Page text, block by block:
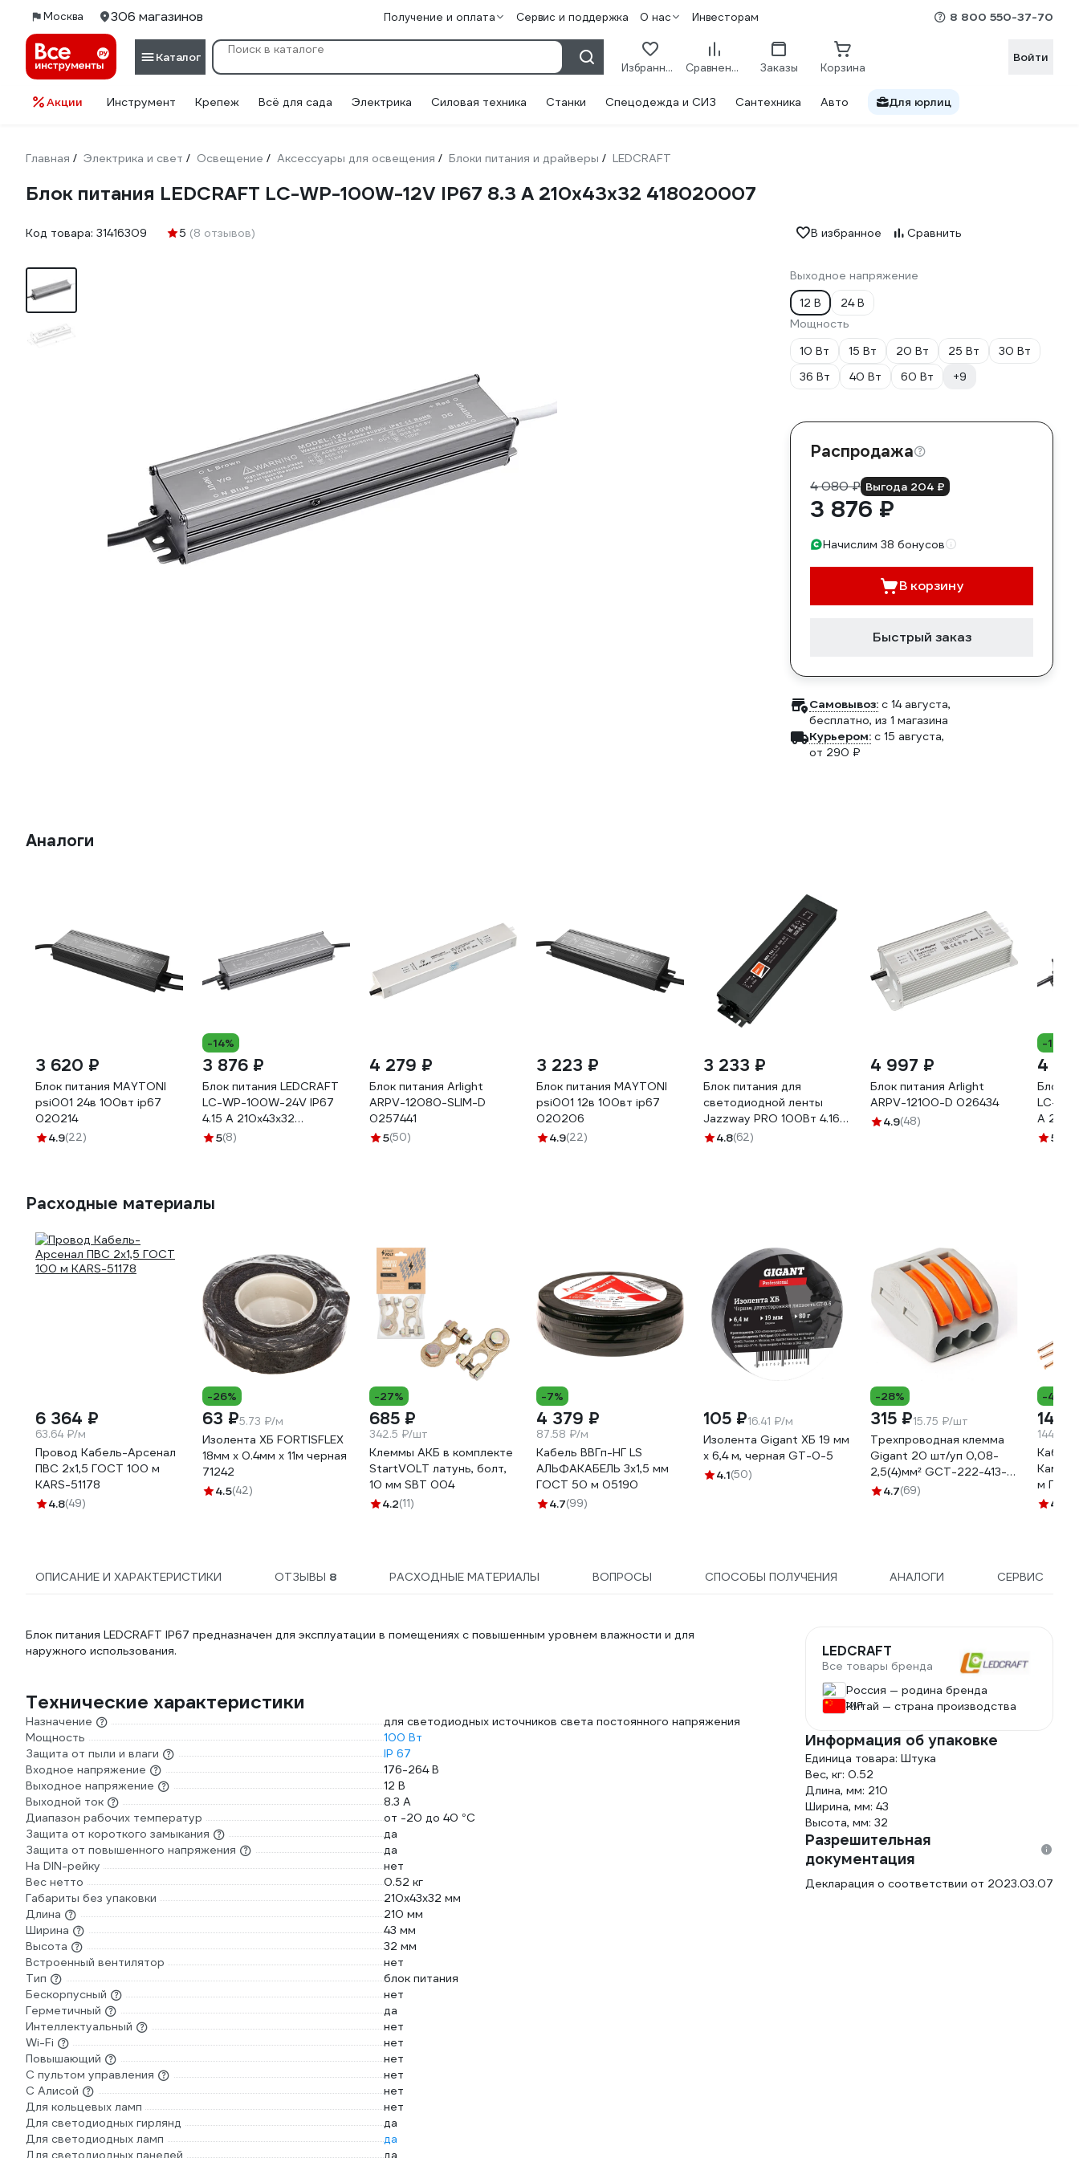
Москва 306 магазинов Получение и оплата Сервис и поддержка О нас Инвесторам 8 800 550-37-70
Каталог
Избранное Сравнение Заказы Корзина
Войти
Акции Инструмент Крепеж Всё для сада Электрика Силовая техника Станки Спецодежда и СИЗ Сантехника Авто Для юрлиц
Главная / Электрика и свет / Освещение / Аксессуары для освещения / Блоки питания и драйверы / LEDCRAFT
Блок питания LEDCRAFT LC-WP-100W-12V IP67 8.3 A 210x43x32 418020007
Код товара: 31416309 5 (8 отзывов) В избранное Сравнить
Выходное напряжение
12 В
24 В
Мощность
10 Вт
15 Вт 20 Вт 25 Вт
30 Вт
36 Вт
40 Вт 60 Вт +9
Распродажа
4 080 ₽ Выгода 204 ₽
3 876 ₽
Начислим 38 бонусов
В корзину
Быстрый заказ
Самовывоз: c 14 августа,
бесплатно, из 1 магазина
Курьером: c 15 августа,
от 290 ₽
Аналоги
3 620 ₽
Блок питания MAYTONI
psi001 24в 100вт ip67
020214
4.9(22)
-14%
3 876 ₽
Блок питания LEDCRAFT
LC-WP-100W-24V IP67
4.15 A 210x43x32
418020008
5(8)
4 279 ₽
Блок питания Arlight
ARPV-12080-SLIM-D
0257441
5(50)
3 223 ₽
Блок питания MAYTONI
psi001 12в 100вт ip67
020206
4.9(22)
3 233 ₽
Блок питания для
светодиодной ленты
Jazzway PRO 100Вт 4.16А
24В IP67 BSPS
4.8(62)
4 997 ₽
Блок питания Arlight
ARPV-12100-D 026434
4.9(48)
-14%
4
Блок
LC-
А
5
Расходные материалы
6 364 ₽
63.64 ₽/м
Провод Кабель-Арсенал
ПВС 2х1,5 ГОСТ 100 м
KARS-51178
4.8(49)
-26%
63 ₽5.73 ₽/м
Изолента ХБ FORTISFLEX
18мм х 0.4мм х 11м черная
71242
4.5(42)
-27%
685 ₽
342.5 ₽/шт
Клеммы АКБ в комплекте
StartVOLT латунь, болт,
10 мм SBT 004
4.2(11)
-7%
4 379 ₽
87.58 ₽/м
Кабель ВВГп-НГ LS
АЛЬФАКАБЕЛЬ 3х1,5 мм
ГОСТ 50 м 05190
4.7(99)
105 ₽16.41 ₽/м
Изолента Gigant ХБ 19 мм
х 6,4 м, черная GT-0-5
4.1(50)
-28%
315 ₽15.75 ₽/шт
Трехпроводная клемма
Gigant 20 шт/уп 0,08-
2,5(4)мм² GCT-222-413-
204.7(69)
-4%
14
144.2
м
4.7
ОПИСАНИЕ И ХАРАКТЕРИСТИКИ ОТЗЫВЫ 8 РАСХОДНЫЕ МАТЕРИАЛЫ ВОПРОСЫ СПОСОБЫ ПОЛУЧЕНИЯ АНАЛОГИ СЕРВИС
Блок питания LEDCRAFT IP67 предназначен для эксплуатации в помещениях с повышенным уровнем влажности и для
наружного использования.
Технические характеристики
Назначение
для светодиодных источников света постоянного напряжения
Мощность
100 Вт
Защита от пыли и влаги
IP 67
Входное напряжение
176-264 В
Выходное напряжение
12 В
Выходной ток
8.3 А
Диапазон рабочих температур
от -20 до 40 °С
Защита от короткого замыкания
да
Защита от повышенного напряжения
да
На DIN-рейку
нет
Вес нетто
0.52 кг
Габариты без упаковки
210х43х32 мм
Длина
210 мм
Ширина
43 мм
Высота
32 мм
Встроенный вентилятор
нет
Тип
блок питания
Бескорпусный
нет
Герметичный
да
Интеллектуальный
нет
Wi-Fi
нет
Повышающий
нет
С пультом управления
нет
С Алисой
нет
Для кольцевых ламп
нет
Для светодиодных гирлянд
да
Для светодиодных ламп
да
Для светодиодных панелей
да
LEDCRAFT
Все товары бренда
Россия — родина бренда
Китай — страна производства
Информация об упаковке
Единица товара: Штука
Вес, кг: 0.52
Длина, мм: 210
Ширина, мм: 43
Высота, мм: 32
Разрешительная
документация
Декларация о соответствии от 2023.03.07